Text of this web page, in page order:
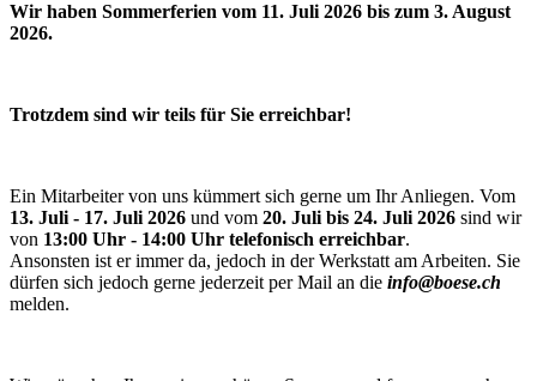
Wir haben Sommerferien vom 11. Juli 2026 bis zum 3. August
2026.
Trotzdem sind wir teils für Sie erreichbar!
Ein Mitarbeiter von uns kümmert sich gerne um Ihr Anliegen. Vom
13. Juli - 17. Juli 2026 und vom 20. Juli bis 24. Juli 2026 sind wir
von 13:00 Uhr - 14:00 Uhr telefonisch erreichbar.
Ansonsten ist er immer da, jedoch in der Werkstatt am Arbeiten. Sie
dürfen sich jedoch gerne jederzeit per Mail an die info@boese.ch
melden.